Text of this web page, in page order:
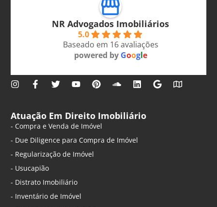
NR Advogados Imobiliários
5.0
Baseado em 16 avaliações
powered by Google
Atuação Em Direito Imobiliário
- Compra e Venda de Imóvel
- Due Diligence para Compra de Imóvel
- Regularização de Imóvel
- Usucapião
- Distrato Imobiliário
- Inventário de Imóvel